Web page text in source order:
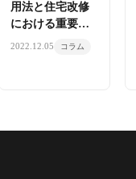
用法と住宅改修
における重要性
を株式会社明康
2022.12.05 コラム